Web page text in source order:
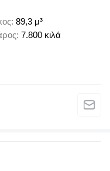
89,3 μ³
7.800 κιλά